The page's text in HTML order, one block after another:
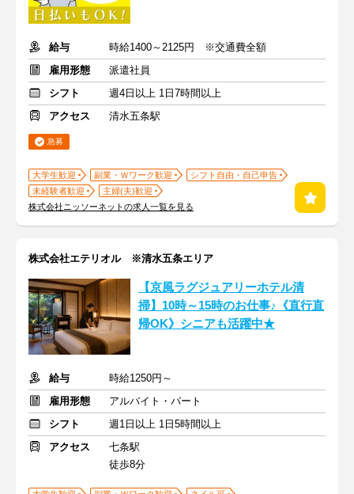
給与
時給1400～2125円 ※交通費全額
雇用形態
派遣社員
シフト
週4日以上 1日7時間以上
アクセス
清水五条駅
急募
大学生歓迎 副業・Ｗワーク歓迎
シフト自由・自己申告
未経験者歓迎
主婦(夫)歓迎
株式会社ニッソーネットの求人一覧を見る
株式会社エテリオル ※清水五条エリア
【京風ラグジュアリーホテル清
掃】10時～15時のお仕事♪《直行直
帰OK》シニアも活躍中★
給与
時給1250円～
雇用形態
アルバイト・パート
シフト
週1日以上 1日5時間以上
アクセス
七条駅
徒歩8分